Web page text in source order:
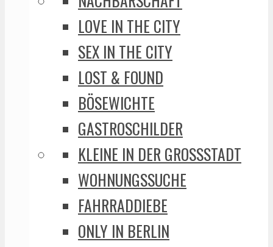
LOVE IN THE CITY
SEX IN THE CITY
LOST & FOUND
BÖSEWICHTE
GASTROSCHILDER
KLEINE IN DER GROSSSTADT
WOHNUNGSSUCHE
FAHRRADDIEBE
ONLY IN BERLIN